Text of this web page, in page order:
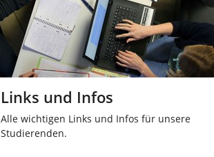
Links und Infos
Alle wichtigen Links und Infos für unsere
Studierenden.